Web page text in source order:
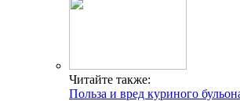
Читайте также:
Польза и вред куриного